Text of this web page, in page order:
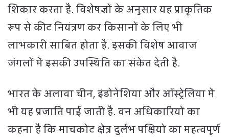
शिकार करता है. विशेषज्ञों के अनुसार यह प्राकृतिक
रूप से कीट नियंत्रण कर किसानों के लिए भी
लाभकारी साबित होता है. इसकी विशेष आवाज
जंगलों में इसकी उपस्थिति का संकेत देती है.
भारत के अलावा चीन, इंडोनेशिया और ऑस्ट्रेलिया में
भी यह प्रजाति पाई जाती है. वन अधिकारियों का
कहना है कि माचकोट क्षेत्र दुर्लभ पक्षियों का महत्वपूर्ण